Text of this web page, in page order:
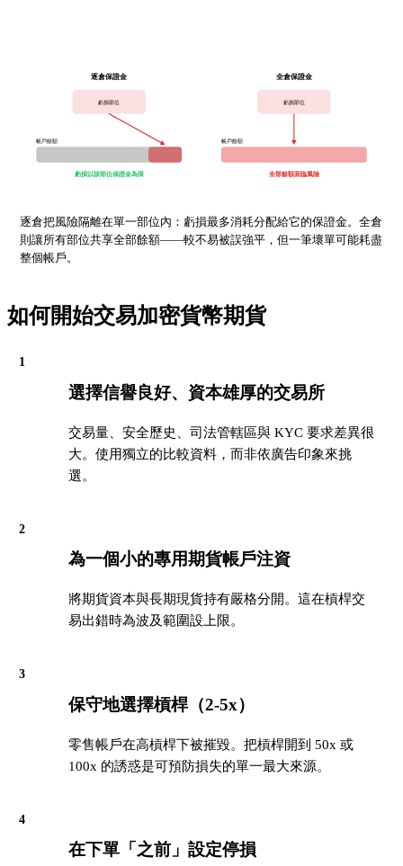
逐倉保證金
虧損部位
虧損以該部位保證金為限
帳戶餘額
全倉保證金
虧損部位
全部餘額面臨風險
帳戶餘額
逐倉把風險隔離在單一部位內：虧損最多消耗分配給它的保證金。全倉
則讓所有部位共享全部餘額——較不易被誤強平，但一筆壞單可能耗盡
整個帳戶。
如何開始交易加密貨幣期貨
1
選擇信譽良好、資本雄厚的交易所
交易量、安全歷史、司法管轄區與 KYC 要求差異很
大。使用獨立的比較資料，而非依廣告印象來挑
選。
2
為一個小的專用期貨帳戶注資
將期貨資本與長期現貨持有嚴格分開。這在槓桿交
易出錯時為波及範圍設上限。
3
保守地選擇槓桿（2-5x）
零售帳戶在高槓桿下被摧毀。把槓桿開到 50x 或
100x 的誘惑是可預防損失的單一最大來源。
4
在下單「之前」設定停損